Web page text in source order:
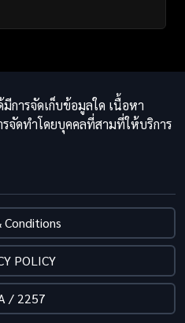
การจัดเก็บข้อมูลใด เนื้อหา
จัดทำโดยบุคคลที่สามที่ให้บริการ
Conditions
POLICY
/ 2257